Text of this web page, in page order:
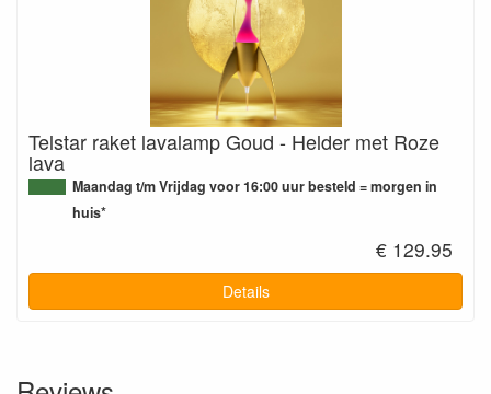
Telstar raket lavalamp Goud - Helder met Roze
lava
Maandag t/m Vrijdag voor 16:00 uur besteld = morgen in
huis*
€ 129.95
Details